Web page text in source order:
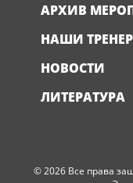
АРХИВ
НАШИ
НОВОСТИ
ЛИТЕРАТУРА
© 2026 Все права